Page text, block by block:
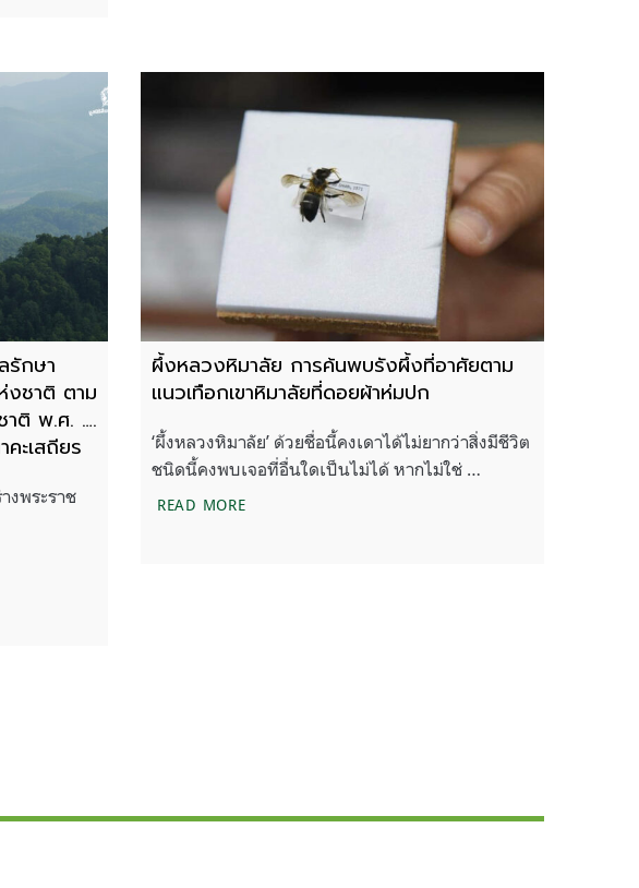
รักษา
งชาติ ตาม
าติ พ.ศ. ….
ะเสถียร
งพระราช
ละดูแลรักษาทรัพยากรธรรมชาติภายในอุทยานแห่งชาติ ตามมาตรา 64 แห่ง พ.ร.บ.อุทยานแ
ผึ้งหลวงหิมาลัย การค้นพบรังผึ้งที่อาศัยตาม
แนวเทือกเขาหิมาลัยที่ดอยผ้าห่มปก
‘ผึ้งหลวงหิมาลัย’ ด้วยชื่อนี้คงเดาได้ไม่ยากว่าสิ่งมีชีวิต
ชนิดนี้คงพบเจอที่อื่นใดเป็นไม่ได้ หากไม่ใช่ …
READ MOREผึ้งหลวงหิมาลัย การค้นพบรังผึ้งที่อาศัยตามแนวเทือกเข